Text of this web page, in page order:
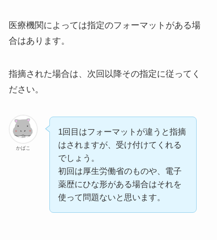
医療機関によっては指定のフォーマットがある場
合はあります。
指摘された場合は、次回以降その指定に従ってく
ださい。
かばこ
1回目はフォーマットが違うと指摘
はされますが、受け付けてくれる
でしょう。
初回は厚生労働省のものや、電子
薬歴にひな形がある場合はそれを
使って問題ないと思います。